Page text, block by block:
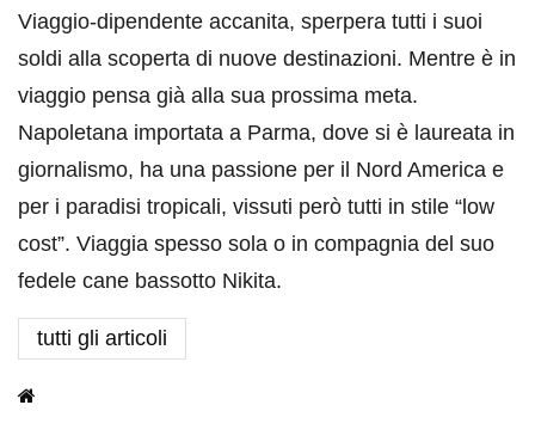
Viaggio-dipendente accanita, sperpera tutti i suoi
soldi alla scoperta di nuove destinazioni. Mentre è in
viaggio pensa già alla sua prossima meta.
Napoletana importata a Parma, dove si è laureata in
giornalismo, ha una passione per il Nord America e
per i paradisi tropicali, vissuti però tutti in stile “low
cost”. Viaggia spesso sola o in compagnia del suo
fedele cane bassotto Nikita.
tutti gli articoli